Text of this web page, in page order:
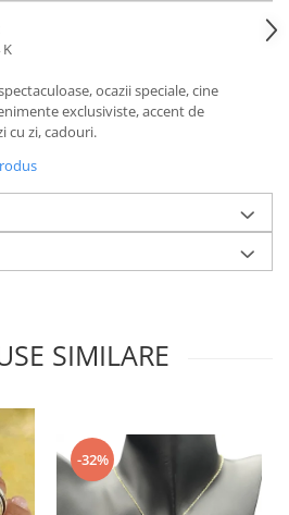
ocazii speciale, cine
exclusiviste, accent de
cu zi, cadouri.
SIMILARE
-32%